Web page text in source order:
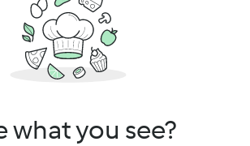
what you see?